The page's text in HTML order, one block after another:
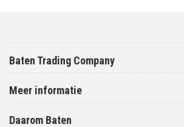
Baten Trading Company
Meer informatie
Daarom Baten